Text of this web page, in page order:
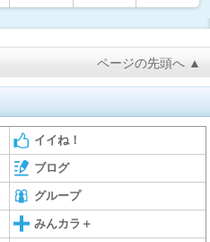
ページの先頭へ ▲
イイね！
ブログ
グループ
みんカラ＋